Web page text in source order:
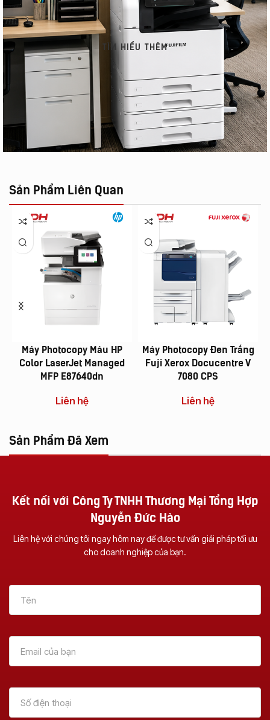
TÌM HIỂU THÊM
Sản Phẩm Liên Quan
Máy Photocopy Màu HP
Color LaserJet Managed
MFP E87640dn
Liên hệ
Máy Photocopy Đen Trắng
Fuji Xerox Docucentre V
7080 CPS
Liên hệ
Sản Phẩm Đã Xem
Kết nối với Công Ty TNHH Thương Mại Tổng Hợp
Nguyễn Đức Hào
Liên hệ với chúng tôi ngay hôm nay để được tư vấn giải pháp tối ưu
cho doanh nghiệp của bạn.